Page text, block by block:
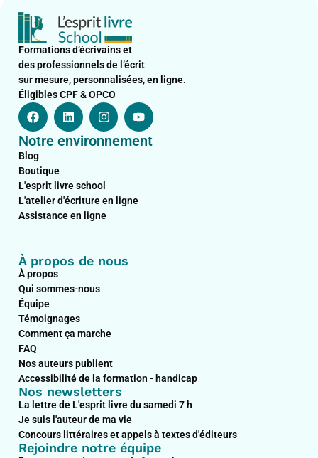
Formations d’écrivains et
des professionnels de l’écrit
sur mesure, personnalisées, en ligne.
Éligibles CPF & OPCO
F
a
c
e
b
o
k
L
i
n
k
n
I
n
s
t
r
a
m
Y
o
u
t
Notre environnement
Blog
Boutique
L'esprit livre school
L'atelier d'écriture en ligne
Assistance en ligne
À propos de nous
À propos
Qui sommes-nous
Équipe
Témoignages
Comment ça marche
FAQ
Nos auteurs publient
Accessibilité de la formation - handicap
Nos newsletters
La lettre de L'esprit livre du samedi 7 h
Je suis l'auteur de ma vie
Concours littéraires et appels à textes d'éditeurs
Rejoindre notre équipe